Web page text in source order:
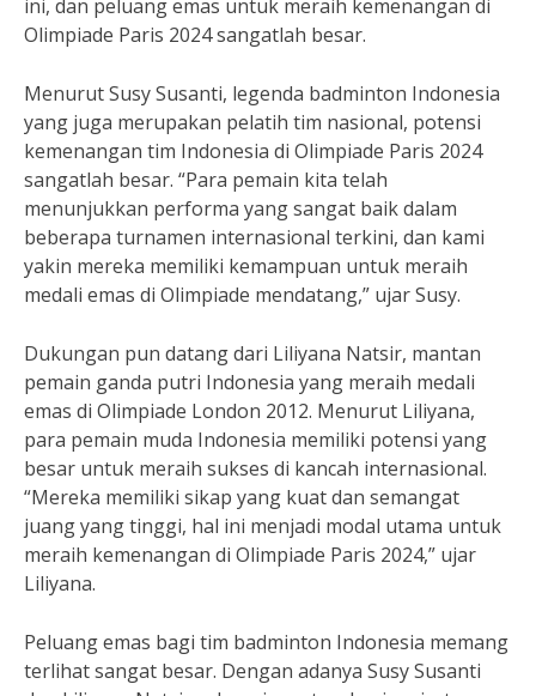
ini, dan peluang emas untuk meraih kemenangan di
Olimpiade Paris 2024 sangatlah besar.
Menurut Susy Susanti, legenda badminton Indonesia
yang juga merupakan pelatih tim nasional, potensi
kemenangan tim Indonesia di Olimpiade Paris 2024
sangatlah besar. “Para pemain kita telah
menunjukkan performa yang sangat baik dalam
beberapa turnamen internasional terkini, dan kami
yakin mereka memiliki kemampuan untuk meraih
medali emas di Olimpiade mendatang,” ujar Susy.
Dukungan pun datang dari Liliyana Natsir, mantan
pemain ganda putri Indonesia yang meraih medali
emas di Olimpiade London 2012. Menurut Liliyana,
para pemain muda Indonesia memiliki potensi yang
besar untuk meraih sukses di kancah internasional.
“Mereka memiliki sikap yang kuat dan semangat
juang yang tinggi, hal ini menjadi modal utama untuk
meraih kemenangan di Olimpiade Paris 2024,” ujar
Liliyana.
Peluang emas bagi tim badminton Indonesia memang
terlihat sangat besar. Dengan adanya Susy Susanti